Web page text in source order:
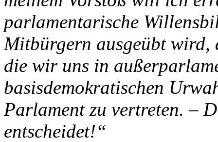
parlamentarische
Mitbürgern ausgeübt wird,
die wir uns in
basisdemokratischen
Parlament zu vertreten. –
entscheidet!“